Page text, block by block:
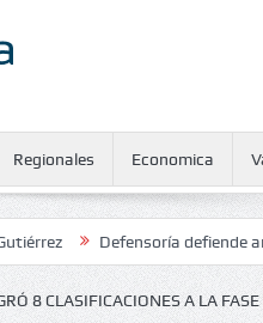
Regionales Economica
Defensoría defiende ante el
8 CLASIFICACIONES A LA